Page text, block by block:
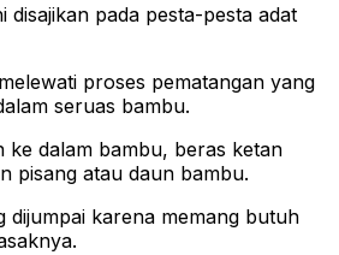
disajikan pada pesta-pesta adat
proses pematangan yang
seruas bambu.
ke dalam bambu, beras ketan
pisang atau daun bambu.
dijumpai karena memang butuh